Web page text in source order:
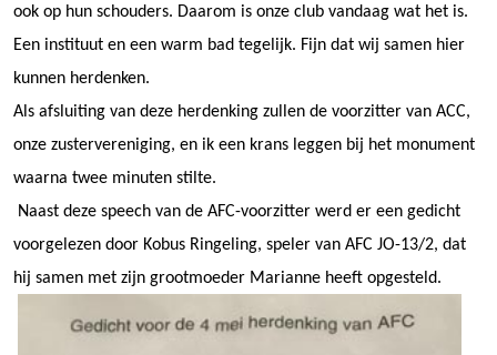
ook op hun schouders. Daarom is onze club vandaag wat het is.
Een instituut en een warm bad tegelijk. Fijn dat wij samen hier
kunnen herdenken.
Als afsluiting van deze herdenking zullen de voorzitter van ACC,
onze zustervereniging, en ik een krans leggen bij het monument
waarna twee minuten stilte.
Naast deze speech van de AFC-voorzitter werd er een gedicht
voorgelezen door Kobus Ringeling, speler van AFC JO-13/2, dat
hij samen met zijn grootmoeder Marianne heeft opgesteld.